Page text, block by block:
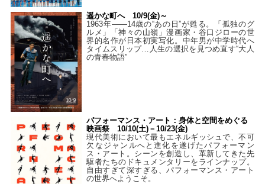
遥かな町へ 10/9(金)～
1963年――14歳の“あの日”が甦る。「孤独のグ
ルメ」「神々の山嶺」漫画家・谷口ジローの世
界的名作が日本初実写化。中年男が中学時代へ
タイムスリップ…人生の選択を見つめ直す“大人
の青春物語”
パフォーマンス・アート：身体と空間をめぐる
映画祭 10/10(土)－10/23(金)
現代美術において最もエネルギッシュで、不可
欠なジャンルへと進化を遂げたパフォーマン
ス・アート。シーンを創造し、革新してきた先
駆者たちのドキュメンタリーをラインナップ。
自由すぎて深すぎる、パフォーマンス・アート
の世界へようこそ。